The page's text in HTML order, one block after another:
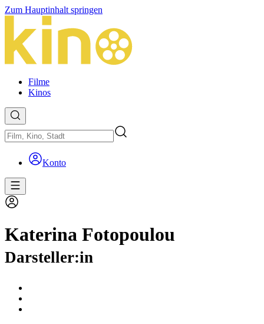
Zum Hauptinhalt springen
Filme
Kinos
Konto
Katerina Fotopoulou
Darsteller:in